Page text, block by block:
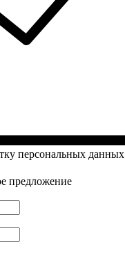
персональных данных
предложение